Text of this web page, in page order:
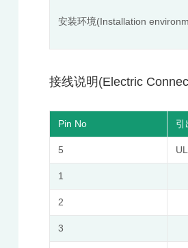
安装环境(Installation
接线说明(Electric
Pin No 引
5
1
2
3